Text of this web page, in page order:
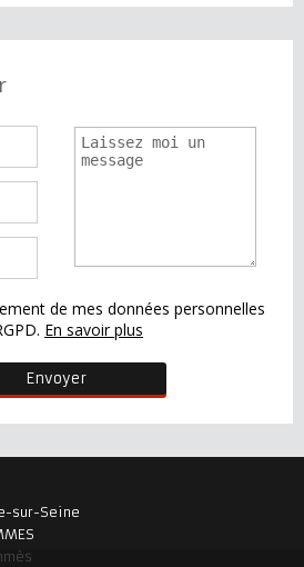
de mes données personnelles
En savoir plus
sur-Seine